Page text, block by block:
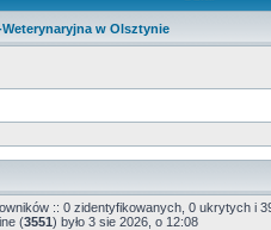
w Olsztynie
:: 0 zidentyfikowanych, 0 ukrytych i
(3551) było 3 sie 2026, o 12:08